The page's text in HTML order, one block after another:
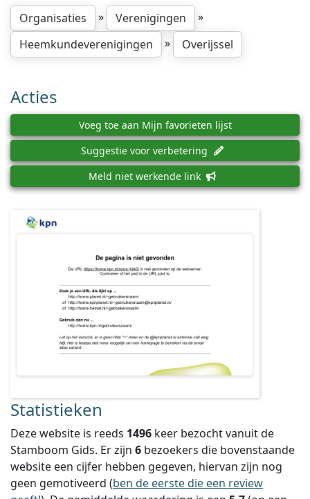
Organisaties
» Verenigingen
»
Heemkundeverenigingen
» Overijssel
Acties
Voeg toe aan Mijn favorieten lijst
Suggestie voor verbetering
Meld niet werkende link
Statistieken
Deze website is reeds 1496 keer bezocht vanuit de
Stamboom Gids. Er zijn 6 bezoekers die bovenstaande
website een cijfer hebben gegeven, hiervan zijn nog
geen gemotiveerd (ben de eerste die een review